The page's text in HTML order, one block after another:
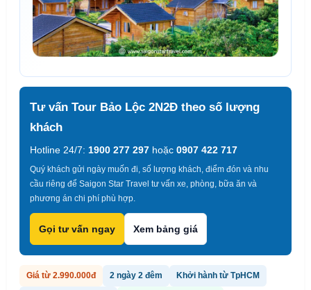
Tư vấn Tour Bảo Lộc 2N2Đ theo số lượng
khách
Hotline 24/7: 1900 277 297 hoặc 0907 422 717
Quý khách gửi ngày muốn đi, số lượng khách, điểm đón và nhu
cầu riêng để Saigon Star Travel tư vấn xe, phòng, bữa ăn và
phương án chi phí phù hợp.
Gọi tư vấn ngay Xem bảng giá
Giá từ 2.990.000đ 2 ngày 2 đêm Khởi hành từ TpHCM